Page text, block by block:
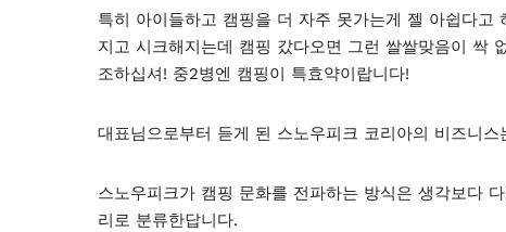
특히 아이들하고 캠핑을 더 자주 못가는게 젤 아쉽다고
지고 시크해지는데 캠핑 갔다오면 그런 쌀쌀맞음이 싹
조하십셔! 중2병엔 캠핑이 특효약이랍니다!
대표님으로부터 듣게 된 스노우피크 코리아의 비즈니스
스노우피크가 캠핑 문화를 전파하는 방식은 생각보다
리로 분류한답니다.